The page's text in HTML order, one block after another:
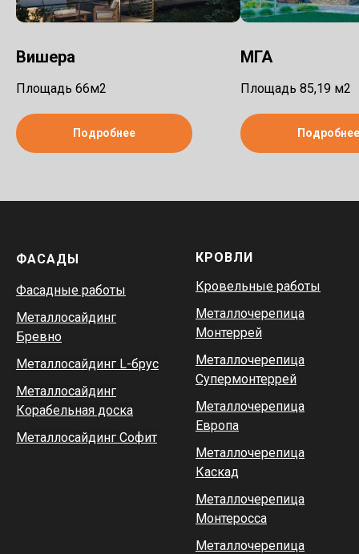
Вишера
Площадь 66м2
Подробнее
МГА
Площадь 85,19 м2
Подробнее
ФАСАДЫ
Фасадные работы
Металлосайдинг
Бревно
Металлосайдинг L-брус
Металлосайдинг
Корабельная доска
Металлосайдинг Софит
КРОВЛИ
Кровельные работы
Металлочерепица
Монтеррей
Металлочерепица
Супермонтеррей
Металлочерепица
Европа
Металлочерепица
Каскад
Металлочерепица
Монтеросса
Металлочерепица